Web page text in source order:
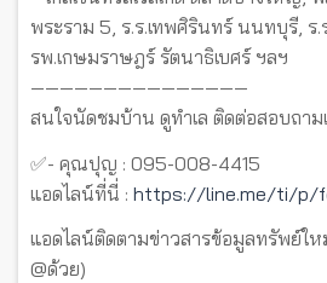
พระราม 5, ร.ร.เทพศิรินทร์ นนทบุรี, ร
รพ.เกษมราษฎร์ รัตนาธิเบศร์ ฯลฯ
———————————————
สนใจนัดชมบ้าน ดูทำเล ติดต่อสอบถาม
✅- คุณปุญ : 095-008-4415
แอดไลน์ที่นี่ : https://line.me/ti/p/
แอดไลน์ติดตามข่าวสารข้อมูลทรัพย์ใ
@ด้วย)